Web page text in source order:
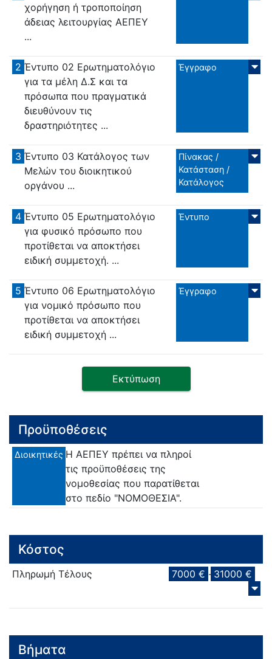
χορήγηση ή τροποποίηση
άδειας λειτουργίας ΑΕΠΕΥ
...
2 Έντυπο 02 Ερωτηματολόγιο
για τα μέλη Δ.Σ και τα
πρόσωπα που πραγματικά
διευθύνουν τις
δραστηριότητες ...
Έγγραφο
3 Έντυπο 03 Κατάλογος των
Μελών του διοικητικού
οργάνου ...
Πίνακας /
Κατάσταση /
Κατάλογος
4 Έντυπο 05 Ερωτηματολόγιο
για φυσικό πρόσωπο που
προτίθεται να αποκτήσει
ειδική συμμετοχή. ...
Έντυπο
5 Έντυπο 06 Ερωτηματολόγιο
για νομικό πρόσωπο που
προτίθεται να αποκτήσει
ειδική συμμετοχή ...
Έγγραφο
Εκτύπωση
Προϋποθέσεις
Διοικητικές Η ΑΕΠΕΥ πρέπει να πληροί
τις προϋποθέσεις της
νομοθεσίας που παρατίθεται
στο πεδίο "ΝΟΜΟΘΕΣΙΑ".
Κόστος
Πληρωμή Τέλους 7000 € - 31000 €
Βήματα